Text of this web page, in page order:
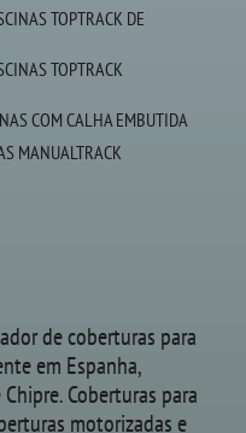
TOPTRACK DE
TOPTRACK
COM CALHA EMBUTIDA
MANUALTRACK
de coberturas para
em Espanha,
Coberturas para
motorizadas e